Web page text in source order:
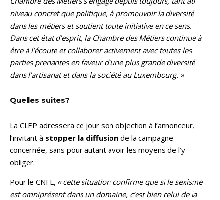
niveau concret que politique, à promouvoir la diversité
dans les métiers et soutient toute initiative en ce sens.
Dans cet état d’esprit, la Chambre des Métiers continue à
être à l’écoute et collaborer activement avec toutes les
parties prenantes en faveur d’une plus grande diversité
dans l’artisanat et dans la société au Luxembourg. »
Quelles suites?
La CLEP adressera ce jour son objection à l’annonceur,
l’invitant à stopper la diffusion de la campagne
concernée, sans pour autant avoir les moyens de l’y
obliger.
Pour le CNFL, « cette situation confirme que si le sexisme
est omniprésent dans un domaine, c’est bien celui de la